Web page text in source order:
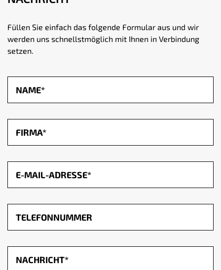
Füllen Sie einfach das folgende Formular aus und wir
werden uns schnellstmöglich mit Ihnen in Verbindung
setzen.